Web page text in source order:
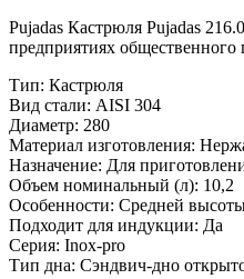
Pujadas Кастрюля Pujadas
предприятиях общественного
Тип: Кастрюля
Вид стали: AISI 304
Диаметр: 280
Материал изготовления:
Назначение: Для
Объем номинальный (л): 10,2
Особенности: Средней
Подходит для индукции: Да
Серия: Inox-pro
Тип дна: Сэндвич-дно